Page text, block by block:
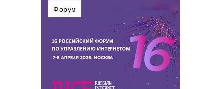
Форум